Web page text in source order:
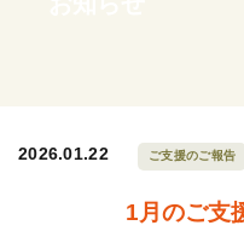
2026.01.22 ご支援のご報告
1月のご